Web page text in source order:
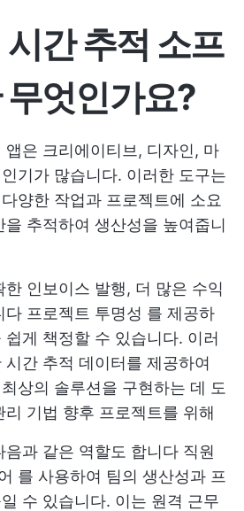
간 추적 소프
엇인가요?
앱은 크리에이티브, 디자인, 마
기가 많습니다. 이러한 도구는
양한 작업과 프로젝트에 소요
추적하여 생산성을 높여줍니
인보이스 발행, 더 많은 수익
다 프로젝트 투명성 를 제공하
게 책정할 수 있습니다. 이러
간 추적 데이터를 제공하여
상의 솔루션을 구현하는 데 도
리 기법 향후 프로젝트를 위해
과 같은 역할도 합니다 직원
를 사용하여 팀의 생산성과 프
수 있습니다. 이는 원격 근무